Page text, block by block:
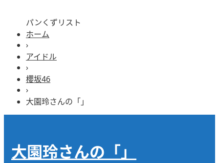
パンくずリスト
ホーム
›
アイドル
›
櫻坂46
›
大園玲さんの「」
大園玲さんの「」